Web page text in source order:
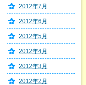
2012年7月
2012年6月
2012年5月
2012年4月
2012年3月
2012年2月